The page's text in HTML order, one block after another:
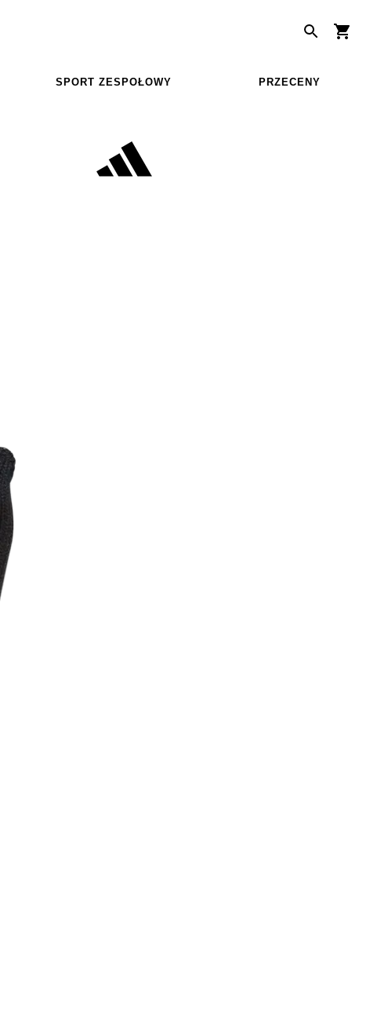
SPORT ZESPOŁOWY PRZECENY